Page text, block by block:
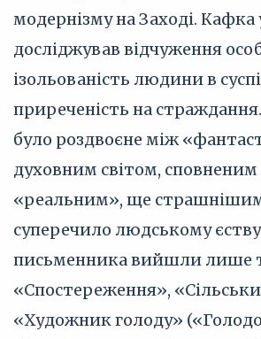
модернізму на Заході. Кафка
досліджував відчуження
ізольованість людини в
приреченість на
було роздвоєне між
духовним світом, сповненим
«реальним», ще
суперечило людському
письменника вийшли лише
«Спостереження»,
«Художник голоду»